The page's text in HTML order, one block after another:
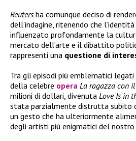
Reutersha comunque deciso di
dell’indagine, ritenendo che
influenzato profondamente la
mercato dell’arte e il dibattito
rappresenti una questione di
Tra gli episodi più emblematici
della celebre opera La ragazza con
milioni di dollari, divenuta Love Is in
stata parzialmente distrutta subito
un gesto che ha ulteriormente
degli artisti più enigmatici del